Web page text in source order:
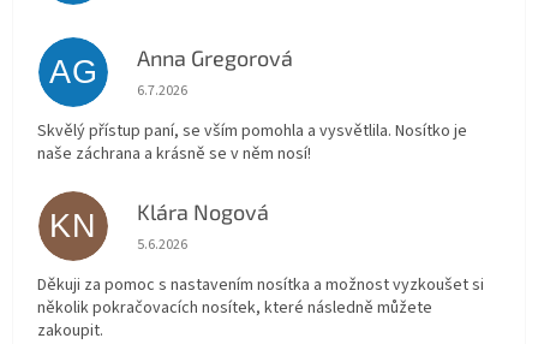
AG Anna Gregorová
Hodnocení obchodu je 5 z 5 hvězdiček.
6.7.2026
Skvělý přístup paní, se vším pomohla a vysvětlila. Nosítko je
naše záchrana a krásně se v něm nosí!
KN Klára Nogová
Hodnocení obchodu je 5 z 5 hvězdiček.
5.6.2026
Děkuji za pomoc s nastavením nosítka a možnost vyzkoušet si
několik pokračovacích nosítek, které následně můžete
zakoupit.